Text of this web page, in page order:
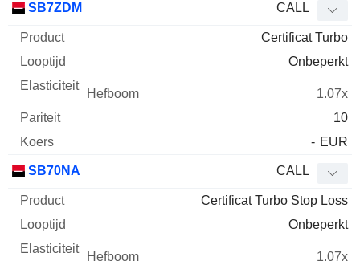
SB7ZDM CALL
Certificat Turbo
Onbeperkt
1.07x
10
- EUR
SB70NA CALL
Certificat Turbo Stop Loss
Onbeperkt
1.07x